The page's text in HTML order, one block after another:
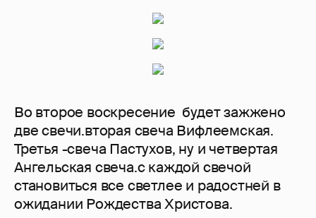
Во второе воскресение будет зажжено
две свечи.вторая свеча Вифлеемская.
Третья -свеча Пастухов, ну и четвертая
Ангельская свеча.с каждой свечой
становиться все светлее и радостней в
ожидании Рождества Христова.